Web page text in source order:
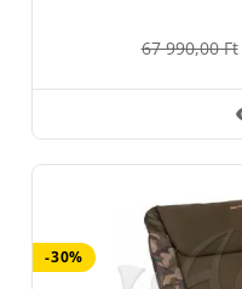
67 990,00 Ft
-30%